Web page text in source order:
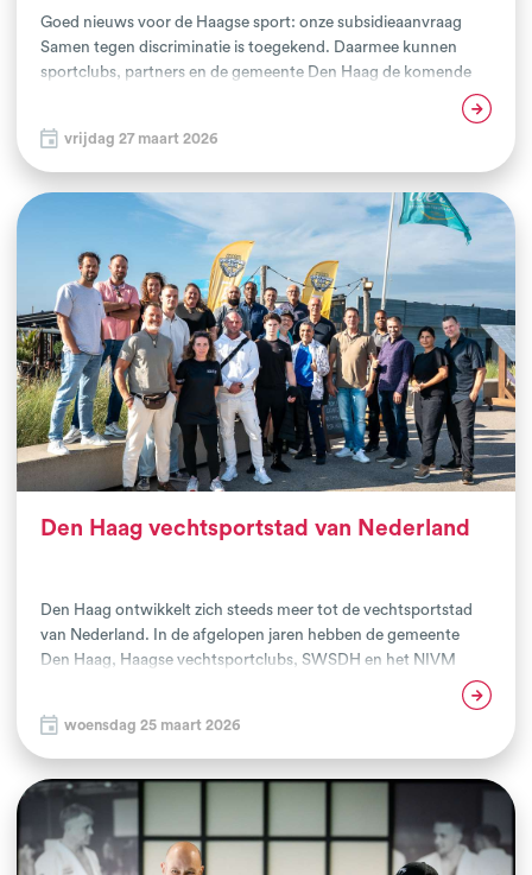
Goed nieuws voor de Haagse sport: onze subsidieaanvraag
Samen tegen discriminatie is toegekend. Daarmee kunnen
sportclubs, partners en de gemeente Den Haag de komende
periode samen verder bouwen aan het Vuist-collectief en de
vrijdag 27 maart 2026
Den Haag vechtsportstad van Nederland
Den Haag ontwikkelt zich steeds meer tot de vechtsportstad
van Nederland. In de afgelopen jaren hebben de gemeente
Den Haag, Haagse vechtsportclubs, SWSDH en het NIVM
Vechtsportcollectief ligt alweer in 2021 en nu 5 jaar later kent
de stad 40 gecertificeerde aanbieders die met elkaar en de
gemeente op basis van kwaliteit verbonden zijn.
woensdag 25 maart 2026